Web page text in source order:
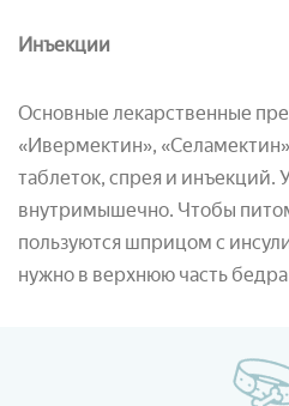
Инъекции
Основные лекарственные
«Ивермектин»,
таблеток, спрея и инъекций.
внутримышечно. Чтобы
пользуются шприцом с
нужно в верхнюю часть бедра